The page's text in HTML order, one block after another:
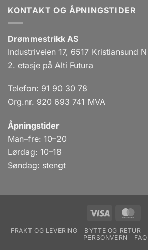
KONTAKT OG ÅPNINGSTIDER
Drømmestrikk AS
Industriveien 17, 6517 Kristiansund N
2. etasje på Alti Futura
Telefon: 91 90 30 78
Org.nr. 920 693 741 MVA
Åpningstider
Man–fre: 10–20
Lørdag: 10–18
Søndag: stengt
Visa
FRAKT OG LEVERING BYTTE OG RETUR
PERSONVERN
FAQ